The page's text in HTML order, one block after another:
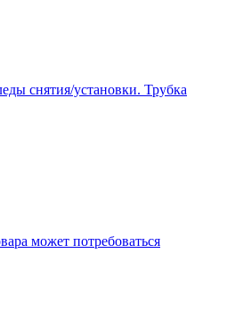
снятия/установки. Трубка
может потребоваться